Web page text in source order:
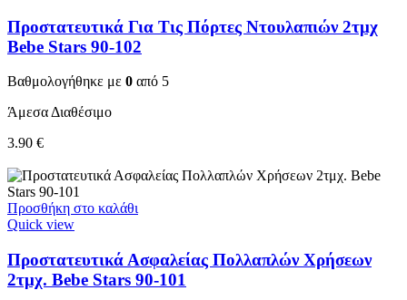
Προστατευτικά Για Τις Πόρτες Ντουλαπιών 2τμχ
Bebe Stars 90-102
Βαθμολογήθηκε με 0 από 5
Άμεσα Διαθέσιμο
3.90 €
Προσθήκη στο καλάθι
Quick view
Προστατευτικά Ασφαλείας Πολλαπλών Χρήσεων
2τμχ. Bebe Stars 90-101